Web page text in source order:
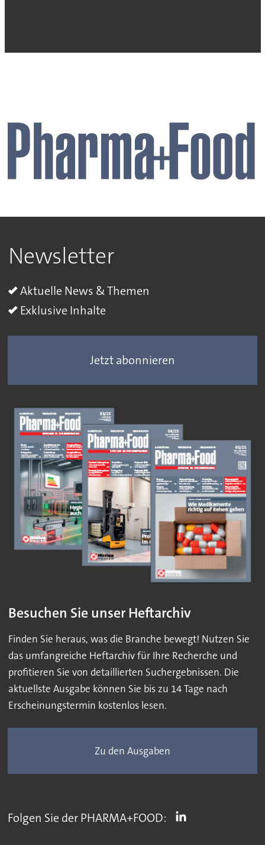
Newsletter
Aktuelle News & Themen
Exklusive Inhalte
Jetzt abonnieren
Besuchen Sie unser Heftarchiv
Finden Sie heraus, was die Branche bewegt! Nutzen Sie
das umfangreiche Heftarchiv für Ihre Recherche und
profitieren Sie von detaillierten Suchergebnissen. Die
aktuellste Ausgabe können Sie bis zu 14 Tage nach
Erscheinungstermin kostenlos lesen.
Zu den Ausgaben
Folgen Sie der PHARMA+FOOD: